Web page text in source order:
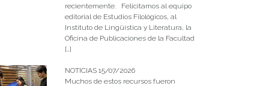
recientemente. Felicitamos al equipo
editorial de Estudios Filológicos, al
Instituto de Lingüística y Literatura, la
Oficina de Publicaciones de la Facultad
[…]
NOTICIAS 15/07/2026
Muchos de estos recursos fueron